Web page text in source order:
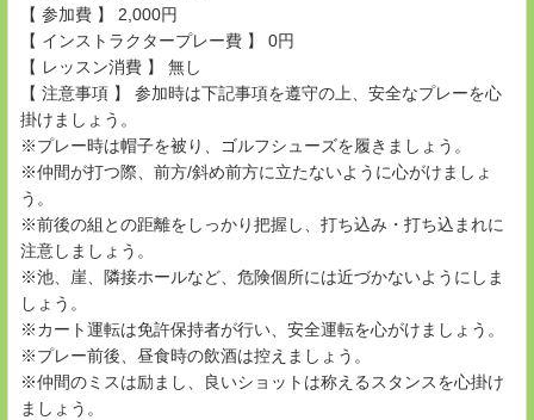
【 参加費 】 2,000円
【 インストラクタープレー費 】 0円
【 レッスン消費 】 無し
【 注意事項 】 参加時は下記事項を遵守の上、安全なプレーを心
掛けましょう。
※プレー時は帽子を被り、ゴルフシューズを履きましょう。
※仲間が打つ際、前方/斜め前方に立たないように心がけましょ
う。
※前後の組との距離をしっかり把握し、打ち込み・打ち込まれに
注意しましょう。
※池、崖、隣接ホールなど、危険個所には近づかないようにしま
しょう。
※カート運転は免許保持者が行い、安全運転を心がけましょう。
※プレー前後、昼食時の飲酒は控えましょう。
※仲間のミスは励まし、良いショットは称えるスタンスを心掛け
ましょう。